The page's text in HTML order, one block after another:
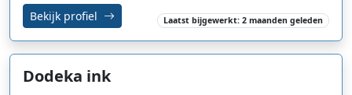
Bekijk profiel Laatst bijgewerkt: 2 maanden geleden
Dodeka ink